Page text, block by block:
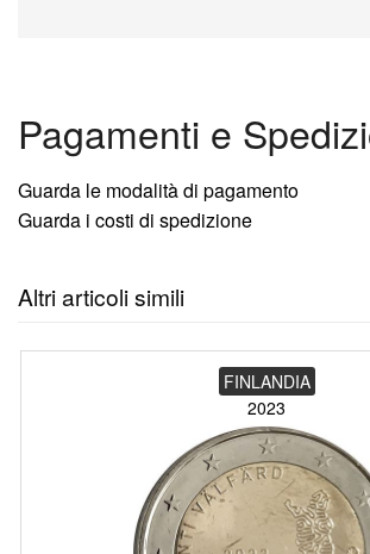
Pagamenti e
Guarda le modalità di pagamento
Guarda i costi di spedizione
Altri articoli simili
FINLANDIA
2023